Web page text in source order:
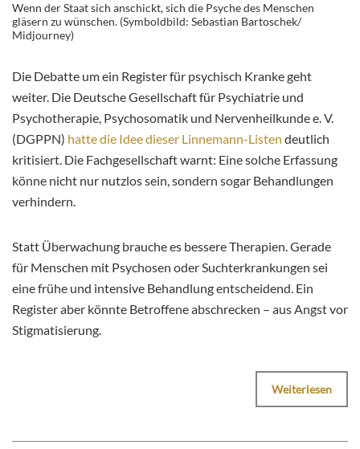
Wenn der Staat sich anschickt, sich die Psyche des Menschen
gläsern zu wünschen. (Symboldbild: Sebastian Bartoschek/
Midjourney)
Die Debatte um ein Register für psychisch Kranke geht
weiter. Die Deutsche Gesellschaft für Psychiatrie und
Psychotherapie, Psychosomatik und Nervenheilkunde e. V.
(DGPPN) hatte die Idee dieser Linnemann-Listen deutlich
kritisiert. Die Fachgesellschaft warnt: Eine solche Erfassung
könne nicht nur nutzlos sein, sondern sogar Behandlungen
verhindern.
Statt Überwachung brauche es bessere Therapien. Gerade
für Menschen mit Psychosen oder Suchterkrankungen sei
eine frühe und intensive Behandlung entscheidend. Ein
Register aber könnte Betroffene abschrecken – aus Angst vor
Stigmatisierung.
Weiterlesen